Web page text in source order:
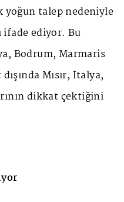
yoğun talep nedeniyle
ifade ediyor. Bu
Bodrum, Marmaris
Mısır, İtalya,
dikkat çektiğini